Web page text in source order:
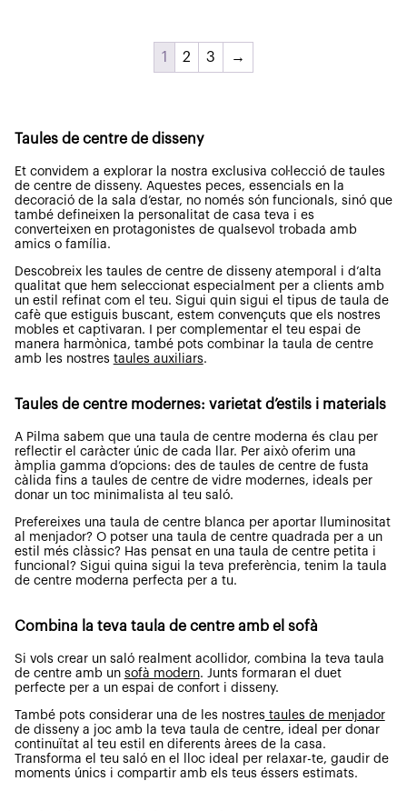
1 2 3 →
Taules de centre de disseny
Et convidem a explorar la nostra exclusiva col·lecció de taules
de centre de disseny. Aquestes peces, essencials en la
decoració de la sala d’estar, no només són funcionals, sinó que
també defineixen la personalitat de casa teva i es
converteixen en protagonistes de qualsevol trobada amb
amics o família.
Descobreix les taules de centre de disseny atemporal i d’alta
qualitat que hem seleccionat especialment per a clients amb
un estil refinat com el teu. Sigui quin sigui el tipus de taula de
cafè que estiguis buscant, estem convençuts que els nostres
mobles et captivaran. I per complementar el teu espai de
manera harmònica, també pots combinar la taula de centre
amb les nostres taules auxiliars.
Taules de centre modernes: varietat d’estils i materials
A Pilma sabem que una taula de centre moderna és clau per
reflectir el caràcter únic de cada llar. Per això oferim una
àmplia gamma d’opcions: des de taules de centre de fusta
càlida fins a taules de centre de vidre modernes, ideals per
donar un toc minimalista al teu saló.
Prefereixes una taula de centre blanca per aportar lluminositat
al menjador? O potser una taula de centre quadrada per a un
estil més clàssic? Has pensat en una taula de centre petita i
funcional? Sigui quina sigui la teva preferència, tenim la taula
de centre moderna perfecta per a tu.
Combina la teva taula de centre amb el sofà
Si vols crear un saló realment acollidor, combina la teva taula
de centre amb un sofà modern. Junts formaran el duet
perfecte per a un espai de confort i disseny.
També pots considerar una de les nostres taules de menjador
de disseny a joc amb la teva taula de centre, ideal per donar
continuïtat al teu estil en diferents àrees de la casa.
Transforma el teu saló en el lloc ideal per relaxar-te, gaudir de
moments únics i compartir amb els teus éssers estimats.